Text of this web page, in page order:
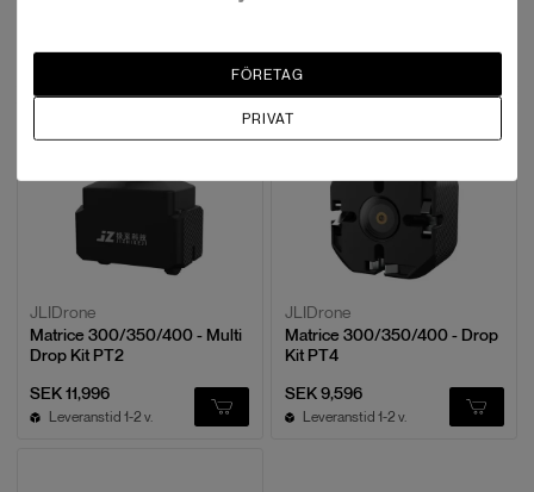
JLIDrone
Matrice 300/350/400 - Multi
Drop Kit PT2
SEK 11,996
Leveranstid 1-2 v.
JLIDrone
Matrice 300/350/400 - Drop
Kit PT4
SEK 9,596
Leveranstid 1-2 v.
FÖRETAG
PRIVAT